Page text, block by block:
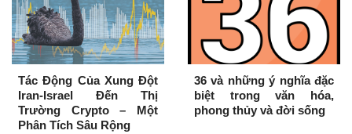
Tác Động Của Xung Đột
Iran-Israel Đến Thị
Trường Crypto – Một
Phân Tích Sâu Rộng
36 và những ý nghĩa đặc
biệt trong văn hóa,
phong thủy và đời sống